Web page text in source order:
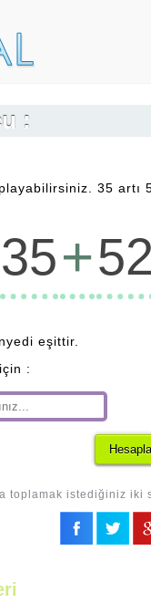
:
35
35+
eşittir.
:
toplamak istediğiniz iki